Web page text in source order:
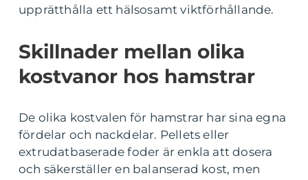
upprätthålla ett hälsosamt viktförhållande.
Skillnader mellan olika
kostvanor hos hamstrar
De olika kostvalen för hamstrar har sina egna
fördelar och nackdelar. Pellets eller
extrudatbaserade foder är enkla att dosera
och säkerställer en balanserad kost, men